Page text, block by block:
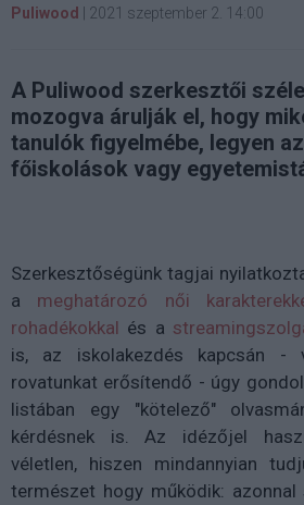
Puliwood | 2021 szeptember 2. 14:00
A Puliwood szerkesztői
mozogva árulják el, hogy
tanulók figyelmébe, legyen
főiskolások vagy
Szerkesztőségünk tagjai
a meghatározó női
rohadékokkal és a
is, az iskolakezdés kapcsán -
rovatunkat erősítendő - úgy
listában egy "kötelező"
kérdésnek is. Az idézőjel
véletlen, hiszen mindannyian
természet hogy működik: